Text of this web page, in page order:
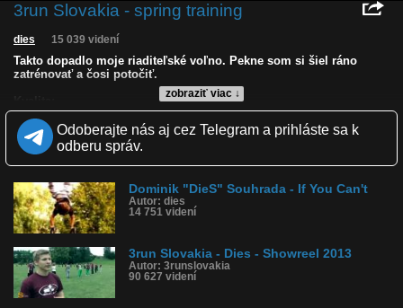
3run Slovakia - spring training
zobraziť viac ↓
dies 15 039 videní
Takto dopadlo moje riaditeľské voľno. Pekne som si šiel ráno
zatrénovať a čosi potočiť.
Zverejnené: 27.4.2009 11:25
Páči sa: 92% (49 hlasov)
Obľúbené: 8
Komentárov: 28
Kategória: športy
Tagy: dominik dies souhrada, 3run slovakia, freerunning, freerun,
le parkour, trencin, trenčín, slovakia, brezina park, spring training
História sledovanosti videa:
Odoberajte nás aj cez Telegram a prihláste sa k
odberu správ.
Dominik "DieS" Souhrada - If You Can't
Autor: dies
14 751 videní
3run Slovakia - Dies - Showreel 2013
Autor: 3runslovakia
90 627 videní